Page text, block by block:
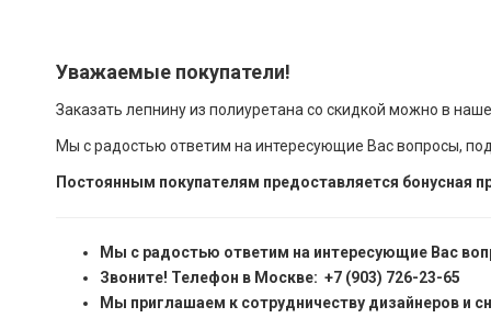
Уважаемые покупатели!
Заказать лепнину из полиуретана со скидкой можно в
Мы с радостью ответим на интересующие Вас вопросы,
Постоянным покупателям предоставляется бонусная
Мы с радостью ответим на интересующие Вас
Звоните! Телефон в Москве: +7 (903) 726-23-65
Мы приглашаем к сотрудничеству дизайнеров и